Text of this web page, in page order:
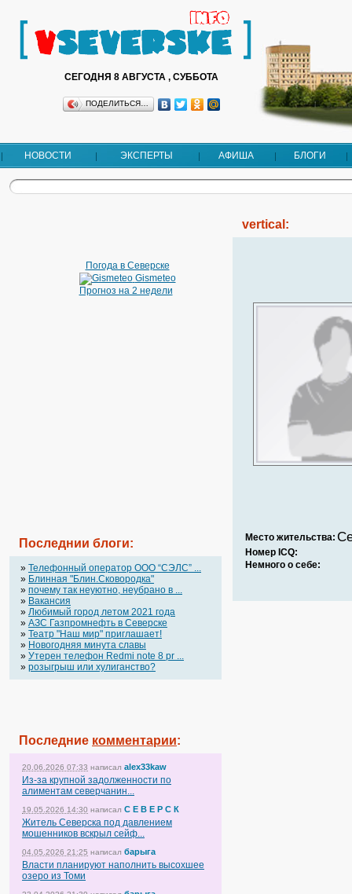
СЕГОДНЯ 8 АВГУСТА , СУББОТА
ПОДЕЛИТЬСЯ…
НОВОСТИ ЭКСПЕРТЫ АФИША БЛОГИ
Погода в Северске
Gismeteo
Прогноз на 2 недели
Последнии блоги:
» Телефонный оператор OOO “СЭЛС” ...
» Блинная "Блин.Сковородка"
» почему так неуютно, неубрано в ...
» Вакансия
» Любимый город летом 2021 года
» АЗС Газпромнефть в Северске
» Театр "Наш мир" приглашает!
» Новогодняя минута славы
» Утерен телефон Redmi note 8 pr ...
» розыгрыш или хулиганство?
Последние комментарии:
20.06.2026 07:33 написал alex33kaw
Из-за крупной задолженности по
алиментам северчанин...
19.05.2026 14:30 написал С Е В Е Р С К
Житель Северска под давлением
мошенников вскрыл сейф...
04.05.2026 21:25 написал барыга
Власти планируют наполнить высохшее
озеро из Томи
vertical:
Место жительства:
Номер ICQ:
Немного о себе: